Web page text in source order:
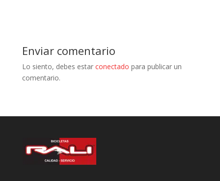
Enviar comentario
Lo siento, debes estar conectado para publicar un
comentario.